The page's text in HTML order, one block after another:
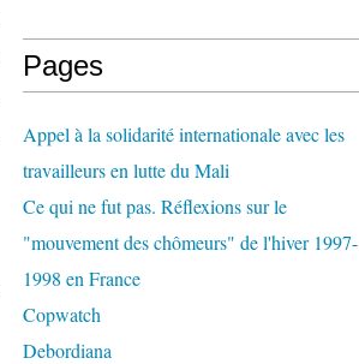
Pages
Appel à la solidarité internationale avec les
travailleurs en lutte du Mali
Ce qui ne fut pas. Réflexions sur le
"mouvement des chômeurs" de l'hiver 1997-
1998 en France
Copwatch
Debordiana